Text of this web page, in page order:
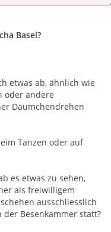
Basel?
etwas ab, ähnlich wie
oder andere
Däumchendrehen
Tanzen oder auf
es etwas zu sehen,
als freiwilligem
ausschliesslich
Besenkammer statt?